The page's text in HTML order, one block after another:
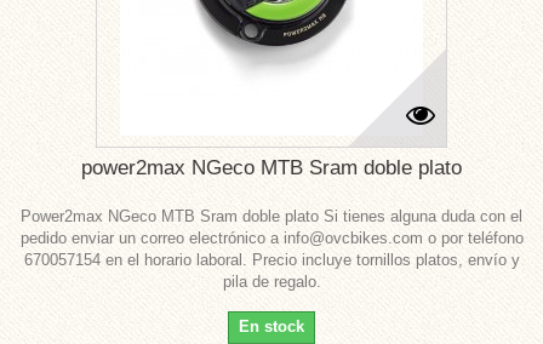
power2max NGeco MTB Sram doble plato
Power2max NGeco MTB Sram doble plato Si tienes alguna duda con el
pedido enviar un correo electrónico a info@ovcbikes.com o por teléfono
670057154 en el horario laboral. Precio incluye tornillos platos, envío y
pila de regalo.
En stock